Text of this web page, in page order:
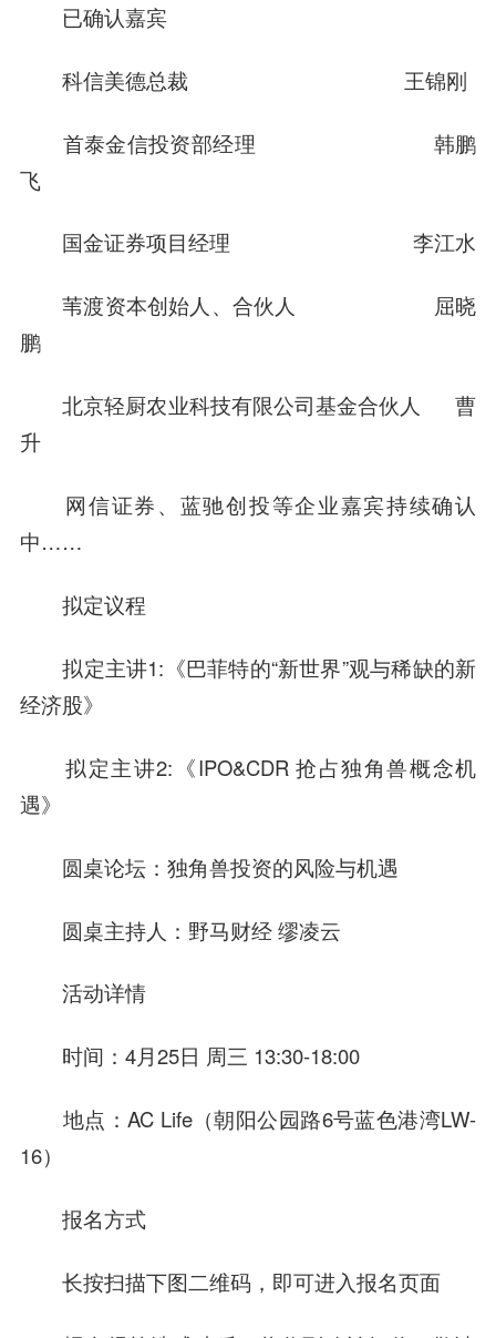
已确认嘉宾
科信美德总裁 王锦刚
首泰金信投资部经理 韩鹏
飞
国金证券项目经理 李江水
苇渡资本创始人、合伙人 屈晓
鹏
北京轻厨农业科技有限公司基金合伙人 曹
升
网信证券、蓝驰创投等企业嘉宾持续确认
中……
拟定议程
拟定主讲1:《巴菲特的“新世界”观与稀缺的新
经济股》
拟定主讲2:《IPO&CDR 抢占独角兽概念机
遇》
圆桌论坛：独角兽投资的风险与机遇
圆桌主持人：野马财经 缪凌云
活动详情
时间：4月25日 周三 13:30-18:00
地点：AC Life（朝阳公园路6号蓝色港湾LW-
16）
报名方式
长按扫描下图二维码，即可进入报名页面